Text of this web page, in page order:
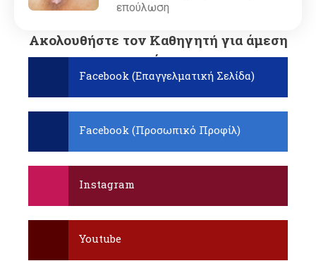
επούλωση
Ακολουθήστε τον Καθηγητή για άμεση
ενημέρωση:
Facebook (Επαγγελματική Σελίδα)
Facebook (Προσωπικό Προφίλ)
Instagram
Youtube